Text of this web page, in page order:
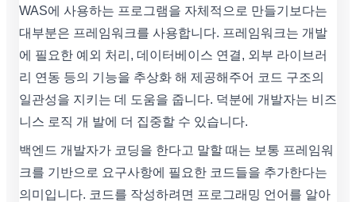
WAS에 사용하는 프로그램을 자체적으로 만들기보다는
대부분은 프레임워크를 사용합니다. 프레임워크는 개발
에 필요한 예외 처리, 데이터베이스 연결, 외부 라이브러
리 연동 등의 기능을 추상화 해 제공해주어 코드 구조의
일관성을 지키는 데 도움을 줍니다. 덕분에 개발자는 비즈
니스 로직 개 발에 더 집중할 수 있습니다.
백엔드 개발자가 코딩을 한다고 말할 때는 보통 프레임워
크를 기반으로 요구사항에 필요한 코드들을 추가한다는
의미입니다. 코드를 작성하려면 프로그래밍 언어를 알아